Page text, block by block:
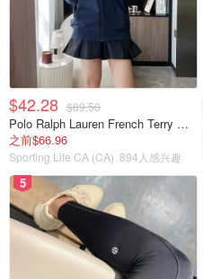
$42.28 $89.50
Polo Ralph Lauren French Terry 女童连帽卫衣 7-16码
之前$66.96
Sporting Life CA (CA) 894人感兴趣
5